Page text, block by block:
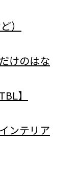
）
けのはな
】
ンテリア